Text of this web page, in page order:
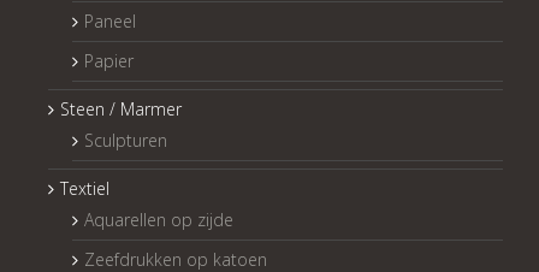
Paneel
Papier
Steen / Marmer
Sculpturen
Textiel
Aquarellen op zijde
Zeefdrukken op katoen